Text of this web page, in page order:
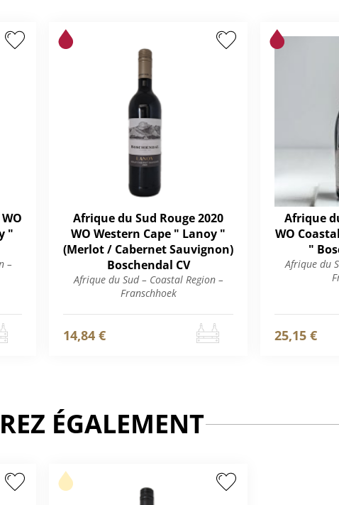
"
–
Afrique du Sud Rouge 2020
WO Western Cape " Lanoy "
(Merlot / Cabernet Sauvignon)
Boschendal CV
Afrique du Sud – Coastal Region –
Franschhoek
14,84 €
Afrique
WO
"
Afrique du
25,15 €
ÉGALEMENT